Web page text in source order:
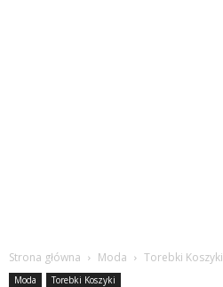
Strona główna Moda Torebki Koszyki
Moda Torebki Koszyki